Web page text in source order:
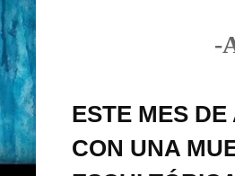
-
ESTE MES
CON UNA